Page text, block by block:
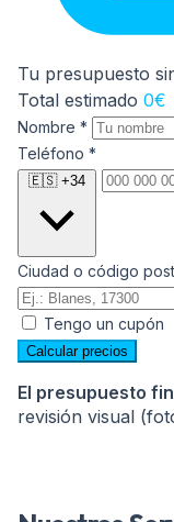
Somier (ancho
Somier (ancho
Tu presupuesto
Total estimado 0€
Nombre *
Teléfono *
🇪🇸 +34
Ciudad o código
Mensaje
Tengo un cupón
Calcular precios
El presupuesto
revisión visual